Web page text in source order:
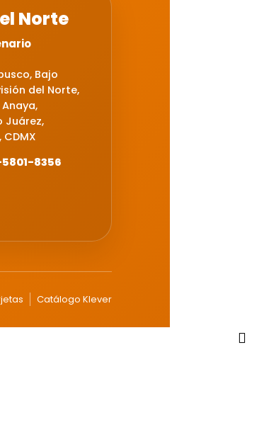
Norte
Bajo
del Norte,
Juárez,
CDMX
8356
Catálogo Klever